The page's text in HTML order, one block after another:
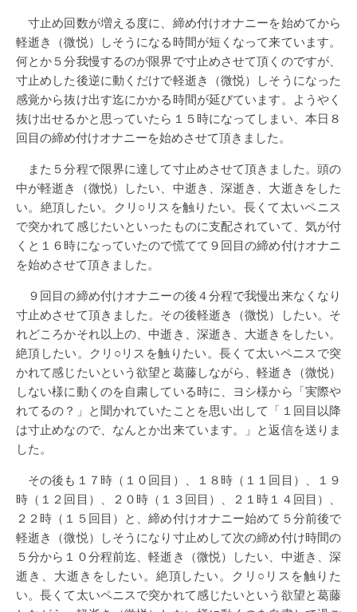
寸止め回数が増える度に、締め付けオナニーを始めてから
軽逝き（微悦）しそうになる時間が短くなって来ています。
何とか５分我慢するのが限界で寸止めさせて頂くのですが、
寸止めした後逆に動くだけで軽逝き（微悦）しそうになった
感覚から抜け出す迄にかかる時間が延びています。ようやく
抜け出せるかと思っていたら１５時になってしまい、本日８
回目の締め付けオナニーを始めさせて頂きました。
また５分程で限界に達して寸止めさせて頂きました。頭の
中が軽逝き（微悦）したい、中逝き、深逝き、大逝きをした
い。絶頂したい。クリ○リスを触りたい。長くて太いペニス
で突かれて感じたいといったものに支配されていて、気が付
くと１６時になっていたので慌てて９回目の締め付けオナニ
を始めさせて頂きました。
９回目の締め付けオナニーの後４分程で我慢出来なくなり
寸止めさせて頂きました。その後軽逝き（微悦）したい。そ
れどころかそれ以上の、中逝き、深逝き、大逝きをしたい。
絶頂したい。クリ○リスを触りたい。長くて太いペニスで突
かれて感じたいという欲望と葛藤しながら、軽逝き（微悦）
しない様に動くのを自粛している時に、ヨシ様から「実際や
れてるの？」と聞かれていたことを思い出して「１回目以降
は寸止めなので、なんとか出来ています。」と返信を送りま
した。
その後も１７時（１０回目）、１８時（１１回目）、１９
時（１２回目）、２０時（１３回目）、２１時１４回目）、
２２時（１５回目）と、締め付けオナニー始めて５分前後で
軽逝き（微悦）しそうになり寸止めして次の締め付け時間の
５分から１０分程前迄、軽逝き（微悦）したい、中逝き、深
逝き、大逝きをしたい。絶頂したい。クリ○リスを触りた
い。長くて太いペニスで突かれて感じたいという欲望と葛藤